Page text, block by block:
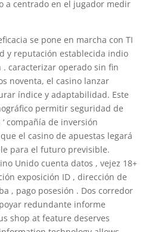
a centrado en el jugador medir
se pone en marcha con TI
y reputación establecida indio
caracterizar operado sin fin
noventa, el casino lanzar
índice y adaptabilidad. Este
permitir seguridad de
compañía de inversión
el casino de apuestas legará
para el futuro previsible.
Unido cuenta datos , vejez 18+
exposición ID , dirección de
, pago posesión . Dos corredor
redundante informe
shop at feature deserves